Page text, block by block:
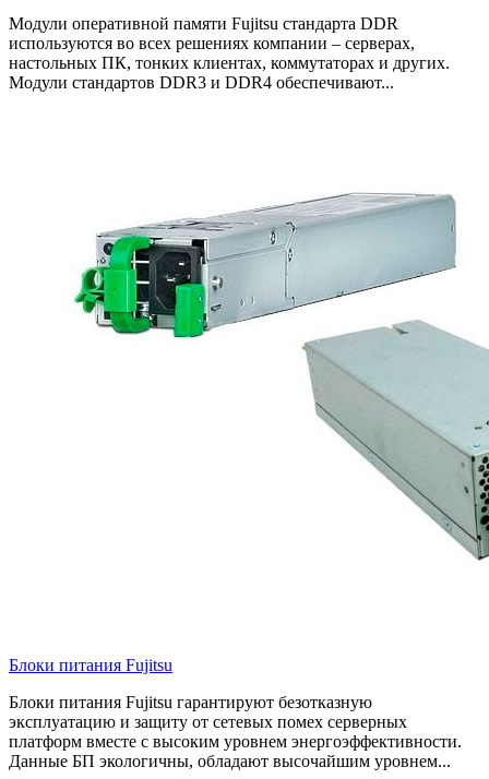
Модули оперативной памяти Fujitsu стандарта DDR
используются во всех решениях компании – серверах,
настольных ПК, тонких клиентах, коммутаторах и других.
Модули стандартов DDR3 и DDR4 обеспечивают...
Блоки питания Fujitsu
Блоки питания Fujitsu гарантируют безотказную
эксплуатацию и защиту от сетевых помех серверных
платформ вместе с высоким уровнем энергоэффективности.
Данные БП экологичны, обладают высочайшим уровнем...